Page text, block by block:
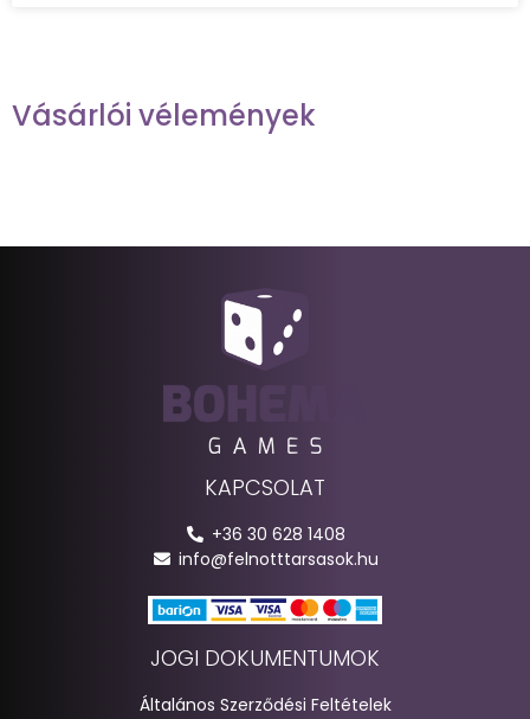
Vásárlói vélemények
KAPCSOLAT
+36 30 628 1408
info@felnotttarsasok.hu
JOGI DOKUMENTUMOK
Általános Szerződési Feltételek